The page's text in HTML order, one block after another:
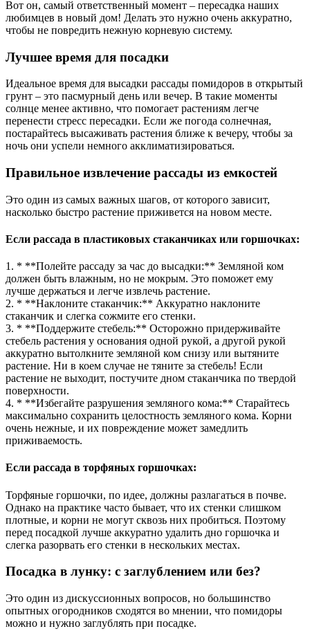
Вот он, самый ответственный момент – пересадка наших
любимцев в новый дом! Делать это нужно очень аккуратно,
чтобы не повредить нежную корневую систему.
Лучшее время для посадки
Идеальное время для высадки рассады помидоров в открытый
грунт – это пасмурный день или вечер. В такие моменты
солнце менее активно, что помогает растениям легче
перенести стресс пересадки. Если же погода солнечная,
постарайтесь высаживать растения ближе к вечеру, чтобы за
ночь они успели немного акклиматизироваться.
Правильное извлечение рассады из емкостей
Это один из самых важных шагов, от которого зависит,
насколько быстро растение приживется на новом месте.
Если рассада в пластиковых стаканчиках или горшочках:
1. * **Полейте рассаду за час до высадки:** Земляной ком
должен быть влажным, но не мокрым. Это поможет ему
лучше держаться и легче извлечь растение.
2. * **Наклоните стаканчик:** Аккуратно наклоните
стаканчик и слегка сожмите его стенки.
3. * **Поддержите стебель:** Осторожно придерживайте
стебель растения у основания одной рукой, а другой рукой
аккуратно вытолкните земляной ком снизу или вытяните
растение. Ни в коем случае не тяните за стебель! Если
растение не выходит, постучите дном стаканчика по твердой
поверхности.
4. * **Избегайте разрушения земляного кома:** Старайтесь
максимально сохранить целостность земляного кома. Корни
очень нежные, и их повреждение может замедлить
приживаемость.
Если рассада в торфяных горшочках:
Торфяные горшочки, по идее, должны разлагаться в почве.
Однако на практике часто бывает, что их стенки слишком
плотные, и корни не могут сквозь них пробиться. Поэтому
перед посадкой лучше аккуратно удалить дно горшочка и
слегка разорвать его стенки в нескольких местах.
Посадка в лунку: с заглублением или без?
Это один из дискуссионных вопросов, но большинство
опытных огородников сходятся во мнении, что помидоры
можно и нужно заглублять при посадке.